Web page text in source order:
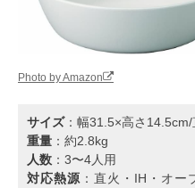
Photo by Amazon
サイズ：幅31.5×高さ
重量 ：約2.8kg
人数 ：3〜4人用
対応熱源 ：直火・IH・オー